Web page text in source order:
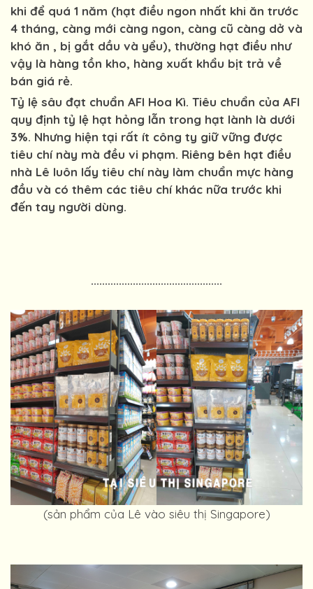
khi để quá 1 năm (hạt điều ngon nhất khi ăn trước
4 tháng, càng mới càng ngon, càng cũ càng dở và
khó ăn , bị gắt dầu và yểu), thường hạt điều như
vậy là hàng tồn kho, hàng xuất khẩu bịt trả về
bán giá rẻ.
Tỷ lệ sâu đạt chuẩn AFI Hoa Kì. Tiêu chuẩn của AFI
quy định tỷ lệ hạt hỏng lẫn trong hạt lành là dưới
3%. Nhưng hiện tại rất ít công ty giữ vững được
tiêu chí này mà đều vi phạm. Riêng bên hạt điều
nhà Lê luôn lấy tiêu chí này làm chuẩn mực hàng
đầu và có thêm các tiêu chí khác nữa trước khi
đến tay người dùng.
...............................................
(sản phẩm của Lê vào siêu thị Singapore)